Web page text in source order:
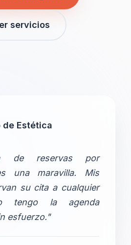
servicios
de Estética
de reservas por
una maravilla. Mis
su cita a cualquier
tengo la agenda
esfuerzo."